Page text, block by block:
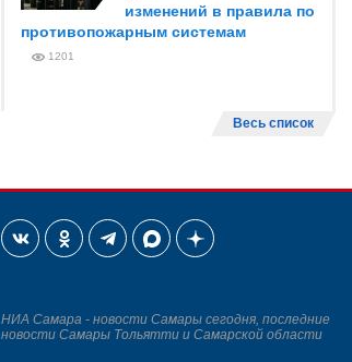
изменений в правила по
противопожарным системам
1201
Весь список
НИА Самара - новости Самары сегодня, последние
новости Самары Тольятти и Самарской области